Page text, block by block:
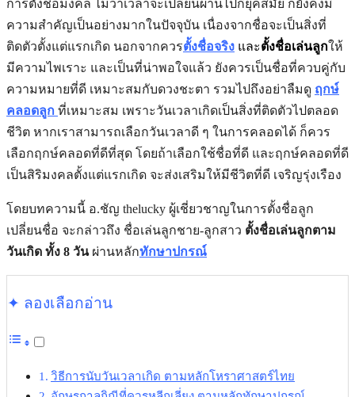
การตั้งชื่อมงคล ไม่ว่าเวลาจะเปลี่ยนผ่านไปกี่ยุคสมัย ก็ยังคงมี
ความสำคัญเป็นอย่างมากในปัจจุบัน เนื่องจากชื่อจะเป็นสิ่งที่
ติดตัวตั้งแต่แรกเกิด นอกจากควรตั้งชื่อจริง และตั้งชื่อเล่นลูกให้
มีความไพเราะ และเป็นที่น่าพอใจแล้ว ยังควรเป็นชื่อที่ควบคู่กับ
ความหมายที่ดี เหมาะสมกับดวงชะตา รวมไปถึงอย่าลืมดู ฤกษ์
คลอดลูก ที่เหมาะสม เพราะวันเวลาเกิดเป็นสิ่งที่ติดตัวไปตลอด
ชีวิต หากเราสามารถเลือกวันเวลาดี ๆ ในการคลอดได้ ก็ควร
เลือกฤกษ์คลอดที่ดีที่สุด โดยถ้าเลือกใช้ชื่อที่ดี และฤกษ์คลอดที่ดี
เป็นสิริมงคลตั้งแต่แรกเกิด จะส่งเสริมให้มีชีวิตที่ดี เจริญรุ่งเรือง
โดยบทความนี้ อ.ชัญ thelucky ผู้เชี่ยวชาญในการตั้งชื่อลูก
เปลี่ยนชื่อ จะกล่าวถึง ชื่อเล่นลูกชาย-ลูกสาว ตั้งชื่อเล่นลูกตาม
วันเกิด ทั้ง 8 วันผ่านหลักทักษาปกรณ์
✦ ลองเลือกอ่าน
วิธีการนับวันเวลาเกิด ตามหลักโหราศาสตร์ไทย